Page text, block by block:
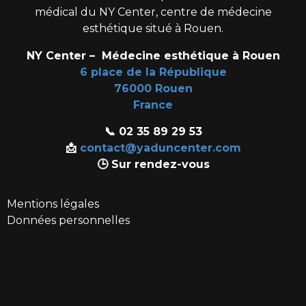
médical du NY Center, centre de médecine
esthétique situé à Rouen.
NY Center – Médecine esthétique à Rouen
6 place de la République
76000 Rouen
France
📞 02 35 89 29 53
📩 contact@yaduncenter.com
🕒 Sur rendez-vous
Mentions légales
Données personnelles